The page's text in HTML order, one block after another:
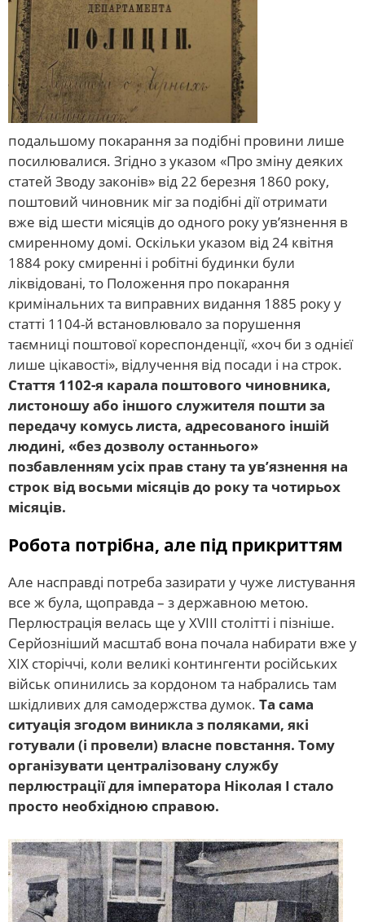
подальшому покарання за подібні провини лише
посилювалися. Згідно з указом «Про зміну деяких
статей Зводу законів» від 22 березня 1860 року,
поштовий чиновник міг за подібні дії отримати
вже від шести місяців до одного року ув’язнення в
смиренному домі. Оскільки указом від 24 квітня
1884 року смиренні і робітні будинки були
ліквідовані, то Положення про покарання
кримінальних та виправних видання 1885 року у
статті 1104-й встановлювало за порушення
таємниці поштової кореспонденції, «хоч би з однієї
лише цікавості», відлучення від посади і на строк.
Стаття 1102-я карала поштового чиновника,
листоношу або іншого служителя пошти за
передачу комусь листа, адресованого іншій
людині, «без дозволу останнього»
позбавленням усіх прав стану та ув’язнення на
строк від восьми місяців до року та чотирьох
місяців.
Робота потрібна, але під прикриттям
Але насправді потреба зазирати у чуже листування
все ж була, щоправда – з державною метою.
Перлюстрація велась ще у XVIII столітті і пізніше.
Серйозніший масштаб вона почала набирати вже у
XIX сторіччі, коли великі контингенти російських
військ опинились за кордоном та набрались там
шкідливих для самодержства думок. Та сама
ситуація згодом виникла з поляками, які
готували (і провели) власне повстання. Тому
організувати централізовану службу
перлюстрації для імператора Ніколая І стало
просто необхідною справою.